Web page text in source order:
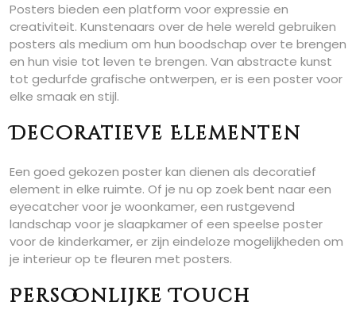
Posters bieden een platform voor expressie en
creativiteit. Kunstenaars over de hele wereld gebruiken
posters als medium om hun boodschap over te brengen
en hun visie tot leven te brengen. Van abstracte kunst
tot gedurfde grafische ontwerpen, er is een poster voor
elke smaak en stijl.
Decoratieve Elementen
Een goed gekozen poster kan dienen als decoratief
element in elke ruimte. Of je nu op zoek bent naar een
eyecatcher voor je woonkamer, een rustgevend
landschap voor je slaapkamer of een speelse poster
voor de kinderkamer, er zijn eindeloze mogelijkheden om
je interieur op te fleuren met posters.
Persoonlijke Touch